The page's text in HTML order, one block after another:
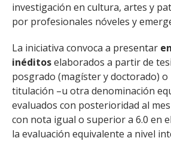
investigación en cultura, artes y
por profesionales nóveles y
La iniciativa convoca a presentar
inéditoselaborados a partir de
posgrado (magíster y doctorado) o
titulación –u otra denominación
evaluados con posterioridad al
con nota igual o superior a 6.0 en
la evaluación equivalente a nivel